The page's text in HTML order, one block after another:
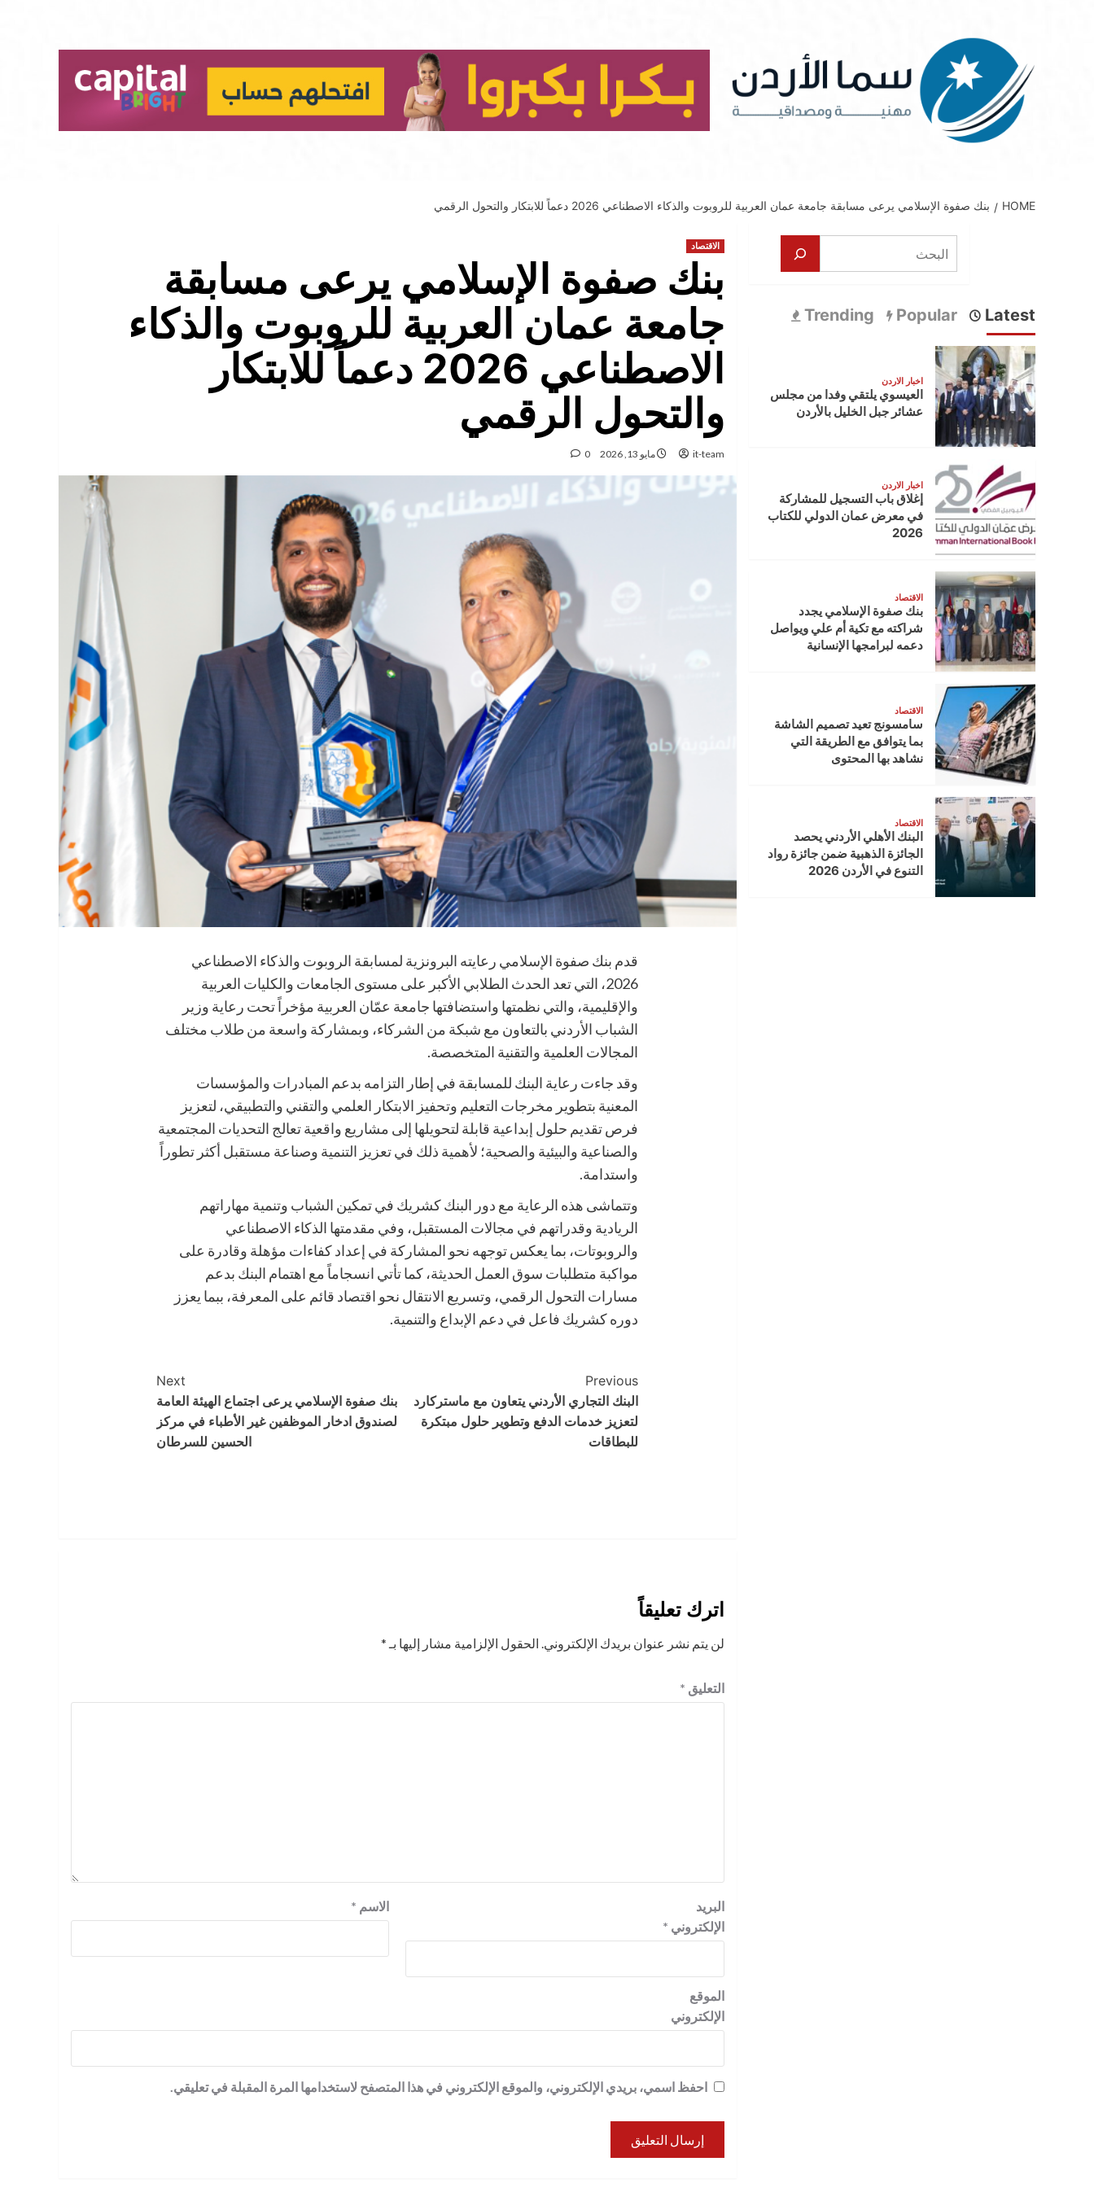
HOME بنك صفوة الإسلامي يرعى مسابقة جامعة عمان العربية للروبوت والذكاء الاصطناعي 2026 دعماً للابتكار والتحول الرقمي
الاقتصاد
بنك صفوة الإسلامي يرعى مسابقة
جامعة عمان العربية للروبوت والذكاء
الاصطناعي 2026 دعماً للابتكار
والتحول الرقمي
it-team مايو 13, 2026 0
قدم بنك صفوة الإسلامي رعايته البرونزية لمسابقة الروبوت والذكاء الاصطناعي
2026، التي تعد الحدث الطلابي الأكبر على مستوى الجامعات والكليات العربية
والإقليمية، والتي نظمتها واستضافتها جامعة عمّان العربية مؤخراً تحت رعاية وزير
الشباب الأردني بالتعاون مع شبكة من الشركاء، وبمشاركة واسعة من طلاب مختلف
المجالات العلمية والتقنية المتخصصة.
وقد جاءت رعاية البنك للمسابقة في إطار التزامه بدعم المبادرات والمؤسسات
المعنية بتطوير مخرجات التعليم وتحفيز الابتكار العلمي والتقني والتطبيقي، لتعزيز
فرص تقديم حلول إبداعية قابلة لتحويلها إلى مشاريع واقعية تعالج التحديات المجتمعية
والصناعية والبيئية والصحية؛ لأهمية ذلك في تعزيز التنمية وصناعة مستقبل أكثر تطوراً
واستدامة.
وتتماشى هذه الرعاية مع دور البنك كشريك في تمكين الشباب وتنمية مهاراتهم
الريادية وقدراتهم في مجالات المستقبل، وفي مقدمتها الذكاء الاصطناعي
والروبوتات، بما يعكس توجهه نحو المشاركة في إعداد كفاءات مؤهلة وقادرة على
مواكبة متطلبات سوق العمل الحديثة، كما تأتي انسجاماً مع اهتمام البنك بدعم
مسارات التحول الرقمي، وتسريع الانتقال نحو اقتصاد قائم على المعرفة، ببما يعزز
دوره كشريك فاعل في دعم الإبداع والتنمية.
Post
Navigation
Previous
البنك التجاري الأردني يتعاون مع ماستركارد
لتعزيز خدمات الدفع وتطوير حلول مبتكرة
للبطاقات
Next
بنك صفوة الإسلامي يرعى اجتماع الهيئة العامة
لصندوق ادخار الموظفين غير الأطباء في مركز
الحسين للسرطان
اترك تعليقاً
لن يتم نشر عنوان بريدك الإلكتروني. الحقول الإلزامية مشار إليها بـ *
التعليق *
الاسم *
البريد
الإلكتروني *
الموقع
الإلكتروني
احفظ اسمي، بريدي الإلكتروني، والموقع الإلكتروني في هذا المتصفح لاستخدامها المرة المقبلة في تعليقي.
البحث
Latest
Popular
Trending
اخبار الاردن
العيسوي يلتقي وفدا من مجلس
عشائر جبل الخليل بالأردن
اخبار الاردن
إغلاق باب التسجيل للمشاركة
في معرض عمان الدولي للكتاب
2026
الاقتصاد
بنك صفوة الإسلامي يجدد
شراكته مع تكية أم علي ويواصل
دعمه لبرامجها الإنسانية
الاقتصاد
سامسونج تعيد تصميم الشاشة
بما يتوافق مع الطريقة التي
نشاهد بها المحتوى
الاقتصاد
البنك الأهلي الأردني يحصد
الجائزة الذهبية ضمن جائزة رواد
التنوع في الأردن 2026